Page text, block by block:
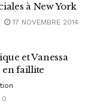
à New York
17 NOVEMBRE 2014
et Vanessa
en faillite
0